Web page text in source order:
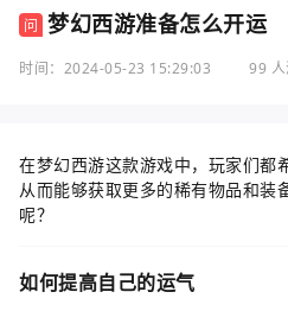
问 梦幻西游准备怎么开运
时间：2024-05-23 15:29:03 99 人
在梦幻西游这款游戏中，玩家们都
从而能够获取更多的稀有物品和装
呢？
如何提高自己的运气